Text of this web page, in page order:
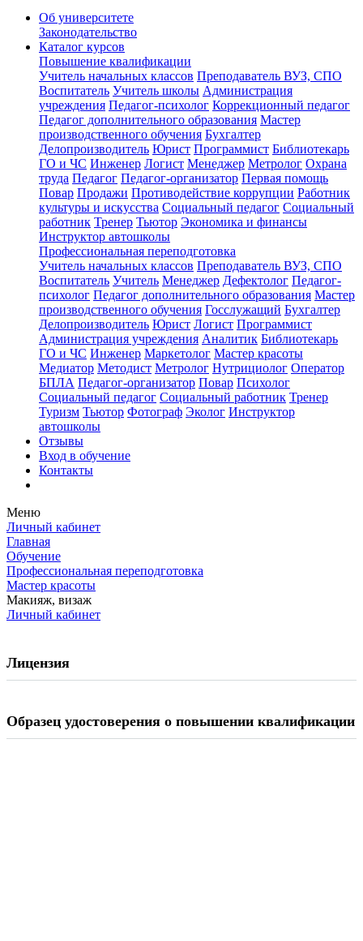
Об университете
Законодательство
Каталог курсов
Повышение квалификации
Учитель начальных классов Преподаватель ВУЗ, СПО
Воспитатель Учитель школы Администрация
учреждения Педагог-психолог Коррекционный педагог
Педагог дополнительного образования Мастер
производственного обучения Бухгалтер
Делопроизводитель Юрист Программист Библиотекарь
ГО и ЧС Инженер Логист Менеджер Метролог Охрана
труда Педагог Педагог-организатор Первая помощь
Повар Продажи Противодействие коррупции Работник
культуры и искусства Социальный педагог Социальный
работник Тренер Тьютор Экономика и финансы
Инструктор автошколы
Профессиональная переподготовка
Учитель начальных классов Преподаватель ВУЗ, СПО
Воспитатель Учитель Менеджер Дефектолог Педагог-
психолог Педагог дополнительного образования Мастер
производственного обучения Госслужащий Бухгалтер
Делопроизводитель Юрист Логист Программист
Администрация учреждения Аналитик Библиотекарь
ГО и ЧС Инженер Маркетолог Мастер красоты
Медиатор Методист Метролог Нутрициолог Оператор
БПЛА Педагог-организатор Повар Психолог
Социальный педагог Социальный работник Тренер
Туризм Тьютор Фотограф Эколог Инструктор
автошколы
Отзывы
Вход в обучение
Контакты
Меню
Личный кабинет
Главная
Обучение
Профессиональная переподготовка
Мастер красоты
Макияж, визаж
Личный кабинет
Лицензия
Образец удостоверения о повышении квалификации